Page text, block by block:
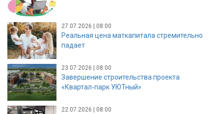
27.07.2026 | 08:00
Реальная цена маткапитала стремительно
падает
23.07.2026 | 08:00
Завершение строительства проекта
«Квартал-парк УЮТный»
22.07.2026 | 08:00